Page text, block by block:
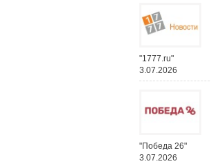
"1777.ru"
3.07.2026
"Победа 26"
3.07.2026